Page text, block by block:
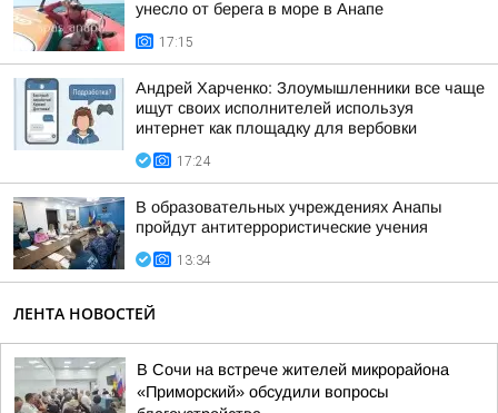
унесло от берега в море в Анапе
17:15
Андрей Харченко: Злоумышленники все чаще
ищут своих исполнителей используя
интернет как площадку для вербовки
17:24
В образовательных учреждениях Анапы
пройдут антитеррористические учения
13:34
ЛЕНТА НОВОСТЕЙ
В Сочи на встрече жителей микрорайона
«Приморский» обсудили вопросы